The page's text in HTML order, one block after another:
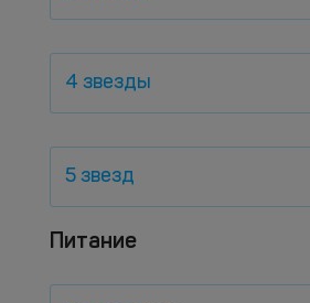
4 звезды
5 звезд
Питание